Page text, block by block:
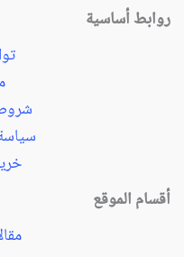
روابط أساسية
أقسام الموقع